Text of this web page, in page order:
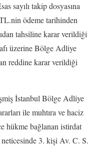
sayılı takip dosyasına
ödeme tarihinden
tahsiline karar verildiği
üzerine Bölge Adliye
reddine karar verildiği
İstanbul Bölge Adliye
ile muhtıra ve haciz
hükme bağlanan istirdat
neticesinde 3. kişi Av. C. S.